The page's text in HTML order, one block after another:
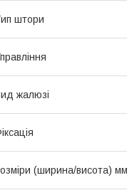
штори
жалюзі
(ширина/висота) мм